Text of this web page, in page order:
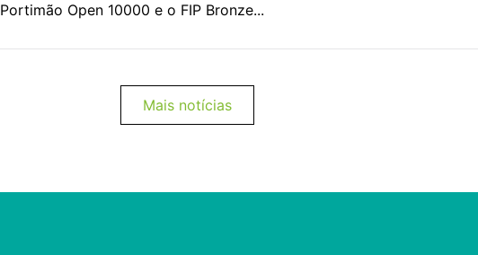
Portimão Open 10000 e o FIP Bronze...
Mais notícias